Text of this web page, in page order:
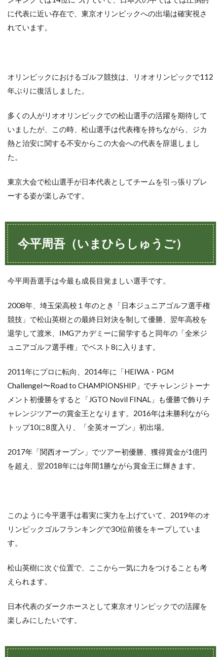
に代表に近い存在で、東京オリンピックへの出場は確実視さ
れています。
オリンピックにおけるゴルフ競技は、リオオリンピックで112
年ぶりに復活しました。
多くの人がリオオリンピックでの松山選手の活躍を期待して
いましたが、この時、松山選手は代表権を持ちながら、ジカ
熱と治安に関する不安からこの大会への代表を辞退しまし
た。
東京大会で松山選手が日本代表としてチームを引っ張りプレ
ーする姿が楽しみです。
今平周吾（いまひらしゅうご）
今平周吾選手は今最も成長目覚ましい選手です。
2008年、埼玉栄高校１年のとき「日本ジュニアゴルフ選手権
競技」で松山英樹との最終日対決を制して優勝、翌年高校を
退学して渡米、IMGアカデミーに留学すると同年の「全米ジ
ュニアゴルフ選手権」でベスト8に入ります。
2011年にプロに転向、2014年に「HEIWA・PGM
ChallengeI〜Road to CHAMPIONSHIP」でチャレンジトーナ
メント初優勝をすると「JGTO Novil FINAL」も優勝で飾りチ
ャレンジツアーの賞金王となります。2016年は未勝利ながら
トップ10に8度入り、「全英オープン」初出場。
2017年「関西オープン」でツアー初優勝、獲得賞金が1億円
を超え、翌2018年には年間1勝ながら賞金王に輝きます。
このように今平選手は着実に実力を上げていて、2019年のオ
リンピックゴルフランキングで30位前後をキープしていま
す。
松山英樹に次ぐ位置で、ここから一気に力をつけることも考
えられます。
日本代表のダークホースとして東京オリンピックでの活躍を
楽しみにしたいです。